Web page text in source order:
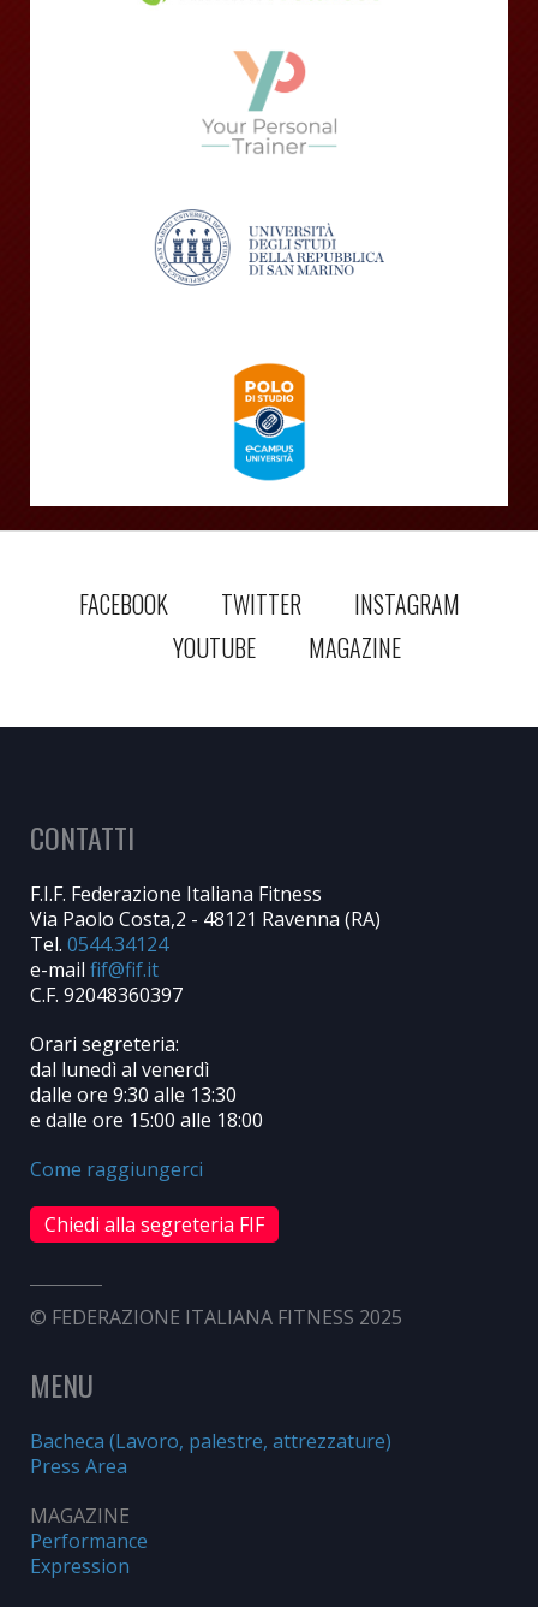
FACEBOOK TWITTER
INSTAGRAM
YOUTUBE
MAGAZINE
CONTATTI
F.I.F. Federazione Italiana Fitness
Via Paolo Costa,2 - 48121 Ravenna (RA)
Tel. 0544.34124
e-mail
C.F. 92048360397
Orari segreteria:
dal lunedì al venerdì
dalle ore 9:30 alle 13:30
e dalle ore 15:00 alle 18:00
Come raggiungerci
Chiedi alla segreteria FIF
© FEDERAZIONE ITALIANA FITNESS 2025
MENU
Bacheca (Lavoro, palestre, attrezzature)
Press Area
MAGAZINE
Performance
Expression